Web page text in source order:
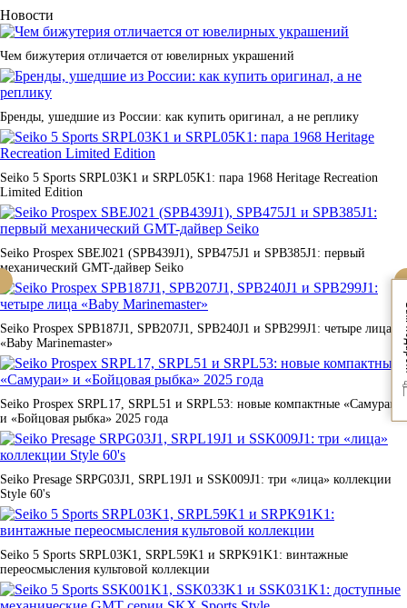
Новости
Чем бижутерия отличается от ювелирных украшений
Бренды, ушедшие из России: как купить оригинал, а не реплику
Seiko 5 Sports SRPL03K1 и SRPL05K1: пара 1968 Heritage Recreation
Limited Edition
Seiko Prospex SBEJ021 (SPB439J1), SPB475J1 и SPB385J1: первый
механический GMT-дайвер Seiko
Seiko Prospex SPB187J1, SPB207J1, SPB240J1 и SPB299J1: четыре лица
«Baby Marinemaster»
Seiko Prospex SRPL17, SRPL51 и SRPL53: новые компактные «Самураи»
и «Бойцовая рыбка» 2025 года
Seiko Presage SRPG03J1, SRPL19J1 и SSK009J1: три «лица» коллекции
Style 60's
Seiko 5 Sports SRPL03K1, SRPL59K1 и SRPK91K1: винтажные
переосмысления культовой коллекции